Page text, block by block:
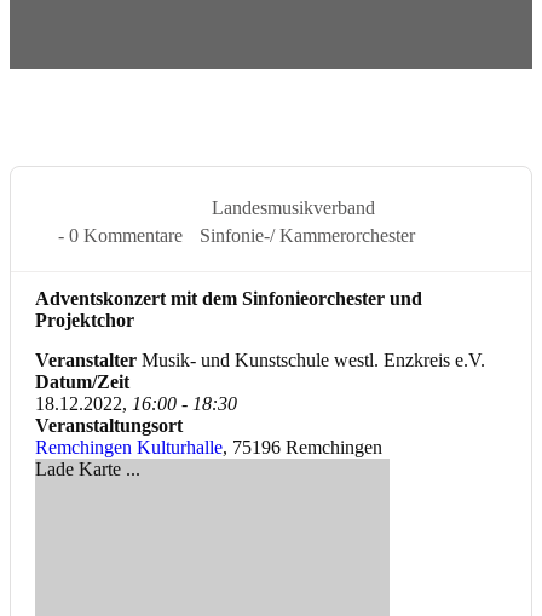
Landesmusikverband
- 0 Kommentare
Sinfonie-/ Kammerorchester
Adventskonzert mit dem Sinfonieorchester und
Projektchor
Veranstalter Musik- und Kunstschule westl. Enzkreis e.V.
Datum/Zeit
18.12.2022, 16:00 - 18:30
Veranstaltungsort
Remchingen Kulturhalle, 75196 Remchingen
Lade Karte ...